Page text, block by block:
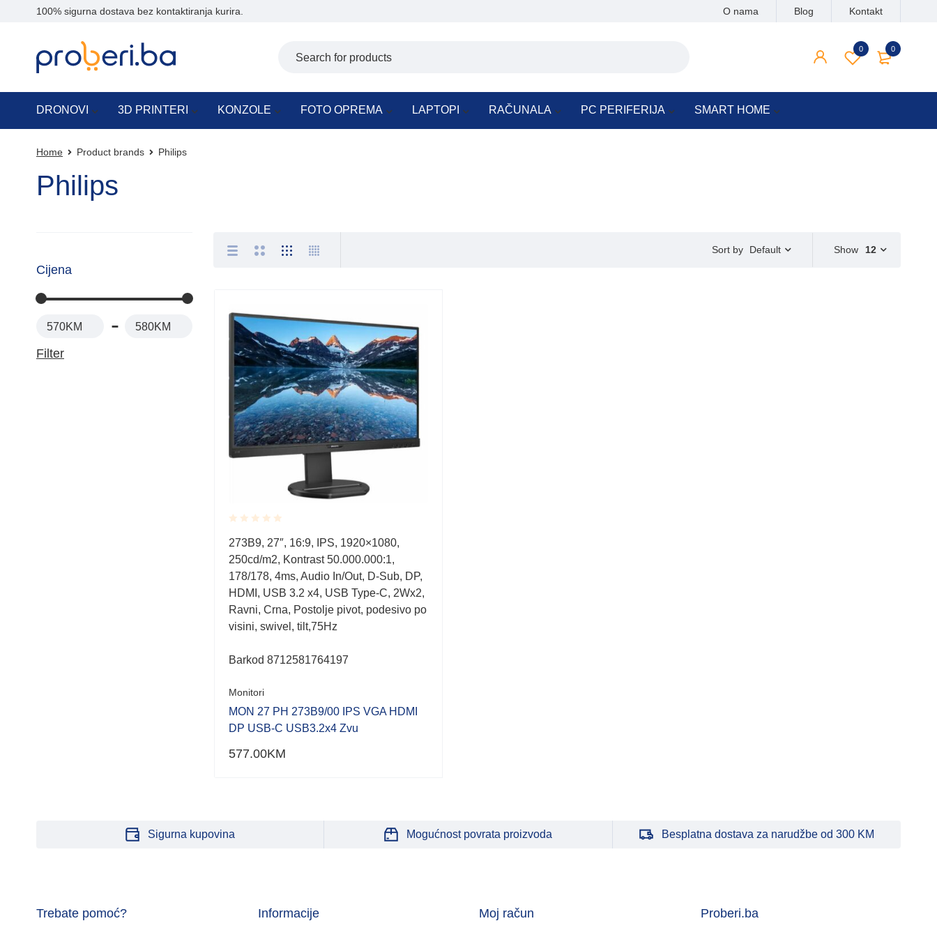
100% sigurna dostava bez kontaktiranja kurira. O nama Blog Kontakt
0
0
DRONOVI 3D PRINTERI KONZOLE FOTO OPREMA LAPTOPI RAČUNALA PC PERIFERIJA SMART HOME
Home Product brands Philips
Philips
Cijena
Filter
570KM 580KM
Sort by Default Show 12
Rated
0.001
out
of
5
273B9, 27″, 16:9, IPS, 1920×1080,
250cd/m2, Kontrast 50.000.000:1,
178/178, 4ms, Audio In/Out, D-Sub, DP,
HDMI, USB 3.2 x4, USB Type-C, 2Wx2,
Ravni, Crna, Postolje pivot, podesivo po
visini, swivel, tilt,75Hz
Barkod 8712581764197
Monitori
MON 27 PH 273B9/00 IPS VGA HDMI
DP USB-C USB3.2x4 Zvu
577.00KM
Sigurna kupovina Mogućnost povrata proizvoda Besplatna dostava za narudžbe od 300 KM
Trebate pomoć? Informacije Moj račun Proberi.ba